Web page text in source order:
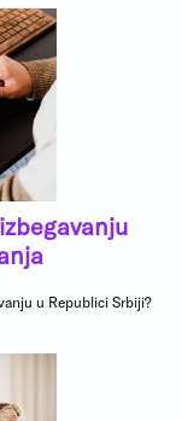
u Republici Srbiji?